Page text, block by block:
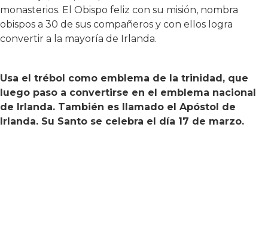
monasterios. El Obispo feliz con su misión, nombra
obispos a 30 de sus compañeros y con ellos logra
convertir a la mayoría de Irlanda.
Usa el trébol como emblema de la trinidad, que
luego paso a convertirse en el emblema nacional
de Irlanda. También es llamado el Apóstol de
Irlanda. Su Santo se celebra el día 17 de marzo.